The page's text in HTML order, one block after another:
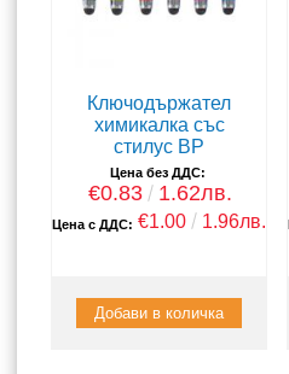
Ключодържател
химикалка със
стилус BP
Цена без ДДС:
€0.83 1.62лв.
Цена с ДДС: €1.00 1.96лв.